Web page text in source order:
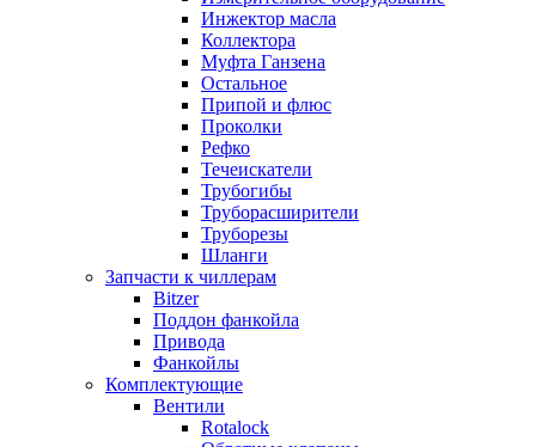
Инжектор масла
Коллектора
Муфта Ганзена
Остальное
Припой и флюс
Проколки
Рефко
Течеискатели
Трубогибы
Труборасширители
Труборезы
Шланги
Запчасти к чиллерам
Bitzer
Поддон фанкойла
Привода
Фанкойлы
Комплектующие
Вентили
Rotalock